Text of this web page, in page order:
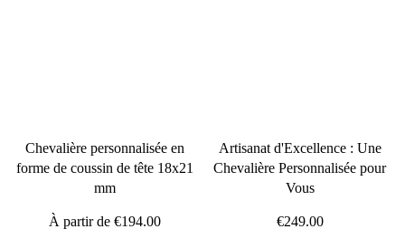
Chevalière personnalisée en
forme de coussin de tête 18x21
mm
À partir de€194.00
Artisanat d'Excellence : Une
Chevalière Personnalisée pour
Vous
€249.00